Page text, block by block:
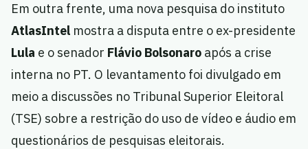
Em outra frente, uma nova pesquisa do instituto
AtlasIntel mostra a disputa entre o ex-presidente
Lula e o senador Flávio Bolsonaro após a crise
interna no PT. O levantamento foi divulgado em
meio a discussões no Tribunal Superior Eleitoral
(TSE) sobre a restrição do uso de vídeo e áudio em
questionários de pesquisas eleitorais.